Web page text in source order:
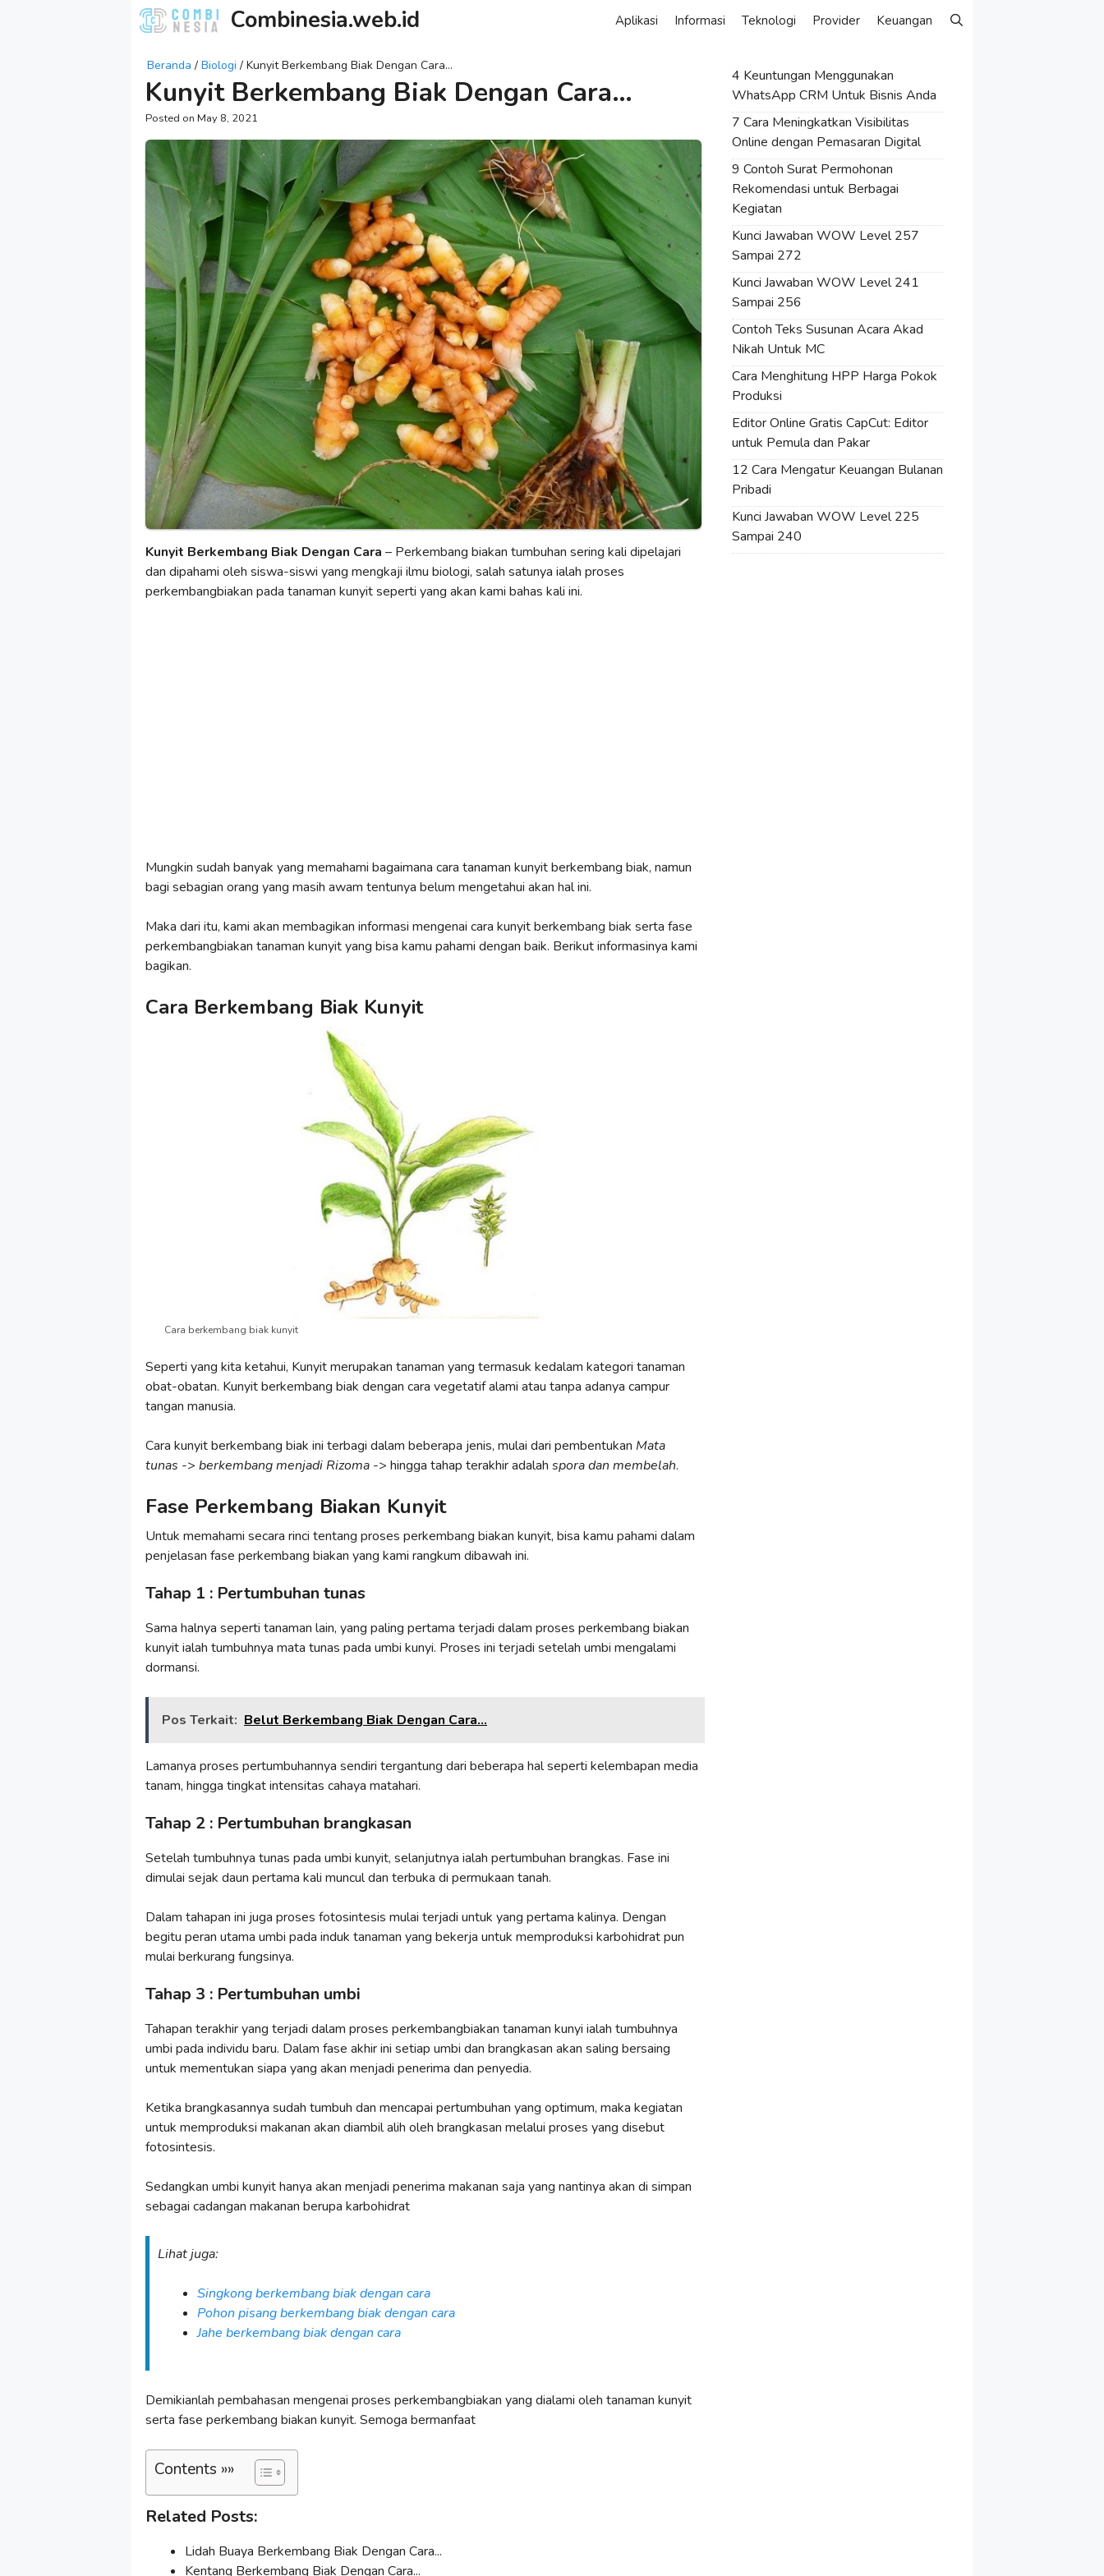
Combinesia.web.id Aplikasi Informasi Teknologi Provider Keuangan
Beranda / Biologi / Kunyit Berkembang Biak Dengan Cara…
Kunyit Berkembang Biak Dengan Cara…
May 8, 2021
Kunyit Berkembang Biak Dengan Cara – Perkembang biakan tumbuhan sering kali dipelajari
dan dipahami oleh siswa-siswi yang mengkaji ilmu biologi, salah satunya ialah proses
perkembangbiakan pada tanaman kunyit seperti yang akan kami bahas kali ini.
Mungkin sudah banyak yang memahami bagaimana cara tanaman kunyit berkembang biak, namun
bagi sebagian orang yang masih awam tentunya belum mengetahui akan hal ini.
Maka dari itu, kami akan membagikan informasi mengenai cara kunyit berkembang biak serta fase
perkembangbiakan tanaman kunyit yang bisa kamu pahami dengan baik. Berikut informasinya kami
bagikan.
Cara Berkembang Biak Kunyit
Cara berkembang biak kunyit
Seperti yang kita ketahui, Kunyit merupakan tanaman yang termasuk kedalam kategori tanaman
obat-obatan. Kunyit berkembang biak dengan cara vegetatif alami atau tanpa adanya campur
tangan manusia.
Cara kunyit berkembang biak ini terbagi dalam beberapa jenis, mulai dari pembentukan Mata
tunas -> berkembang menjadi Rizoma -> hingga tahap terakhir adalah spora dan membelah.
Fase Perkembang Biakan Kunyit
Untuk memahami secara rinci tentang proses perkembang biakan kunyit, bisa kamu pahami dalam
penjelasan fase perkembang biakan yang kami rangkum dibawah ini.
Tahap 1 : Pertumbuhan tunas
Sama halnya seperti tanaman lain, yang paling pertama terjadi dalam proses perkembang biakan
kunyit ialah tumbuhnya mata tunas pada umbi kunyi. Proses ini terjadi setelah umbi mengalami
dormansi.
Pos Terkait: Belut Berkembang Biak Dengan Cara...
Lamanya proses pertumbuhannya sendiri tergantung dari beberapa hal seperti kelembapan media
tanam, hingga tingkat intensitas cahaya matahari.
Tahap 2 : Pertumbuhan brangkasan
Setelah tumbuhnya tunas pada umbi kunyit, selanjutnya ialah pertumbuhan brangkas. Fase ini
dimulai sejak daun pertama kali muncul dan terbuka di permukaan tanah.
Dalam tahapan ini juga proses fotosintesis mulai terjadi untuk yang pertama kalinya. Dengan
begitu peran utama umbi pada induk tanaman yang bekerja untuk memproduksi karbohidrat pun
mulai berkurang fungsinya.
Tahap 3 : Pertumbuhan umbi
Tahapan terakhir yang terjadi dalam proses perkembangbiakan tanaman kunyi ialah tumbuhnya
umbi pada individu baru. Dalam fase akhir ini setiap umbi dan brangkasan akan saling bersaing
untuk mementukan siapa yang akan menjadi penerima dan penyedia.
Ketika brangkasannya sudah tumbuh dan mencapai pertumbuhan yang optimum, maka kegiatan
untuk memproduksi makanan akan diambil alih oleh brangkasan melalui proses yang disebut
fotosintesis.
Sedangkan umbi kunyit hanya akan menjadi penerima makanan saja yang nantinya akan di simpan
sebagai cadangan makanan berupa karbohidrat
Lihat juga:
Singkong berkembang biak dengan cara
Pohon pisang berkembang biak dengan cara
Jahe berkembang biak dengan cara
Demikianlah pembahasan mengenai proses perkembangbiakan yang dialami oleh tanaman kunyit
serta fase perkembang biakan kunyit. Semoga bermanfaat
Contents »»
Related Posts:
Lidah Buaya Berkembang Biak Dengan Cara...
Kentang Berkembang Biak Dengan Cara...
4 Keuntungan Menggunakan
WhatsApp CRM Untuk Bisnis Anda
7 Cara Meningkatkan Visibilitas
Online dengan Pemasaran Digital
9 Contoh Surat Permohonan
Rekomendasi untuk Berbagai
Kegiatan
Kunci Jawaban WOW Level 257
Sampai 272
Kunci Jawaban WOW Level 241
Sampai 256
Contoh Teks Susunan Acara Akad
Nikah Untuk MC
Cara Menghitung HPP Harga Pokok
Produksi
Editor Online Gratis CapCut: Editor
untuk Pemula dan Pakar
12 Cara Mengatur Keuangan Bulanan
Pribadi
Kunci Jawaban WOW Level 225
Sampai 240